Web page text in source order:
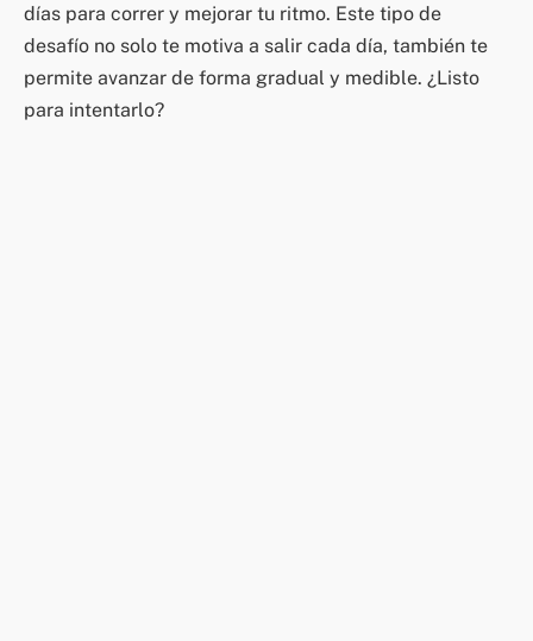
días para correr y mejorar tu ritmo. Este tipo de
desafío no solo te motiva a salir cada día, también te
permite avanzar de forma gradual y medible. ¿Listo
para intentarlo?